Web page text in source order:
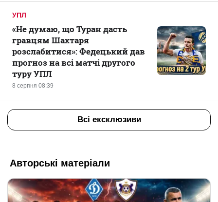
УПЛ
8 серпня 08:39
«Не думаю, що Туран дасть
гравцям Шахтаря
розслабитися»: Федецький дав
прогноз на всі матчі другого
туру УПЛ
Всі ексклюзиви
Авторські матеріали